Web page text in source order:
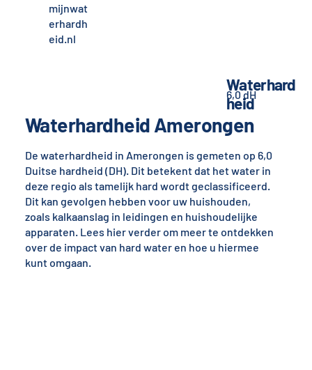
mijnwat
erhardh
eid.nl
Waterhardheid Amerongen
De waterhardheid in Amerongen is gemeten op 6,0
Duitse hardheid (DH). Dit betekent dat het water in
deze regio als tamelijk hard wordt geclassificeerd.
Dit kan gevolgen hebben voor uw huishouden,
zoals kalkaanslag in leidingen en huishoudelijke
apparaten. Lees hier verder om meer te ontdekken
over de impact van hard water en hoe u hiermee
kunt omgaan.
Waterhard
heid
6,0 dH